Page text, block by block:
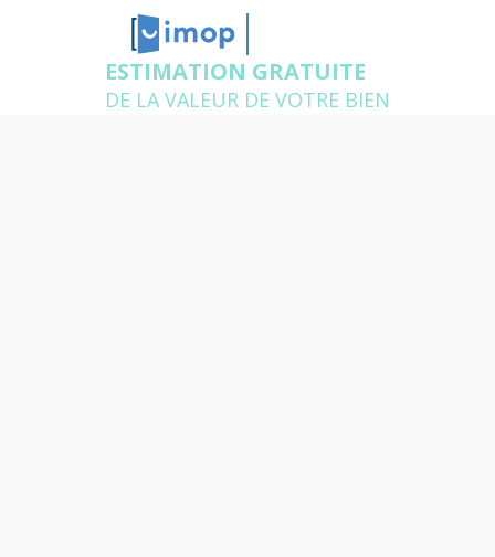
ESTIMATION GRATUITE
DE LA VALEUR DE VOTRE BIEN